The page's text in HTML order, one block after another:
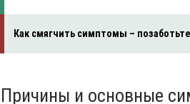
Как смягчить симптомы –
Причины и основные